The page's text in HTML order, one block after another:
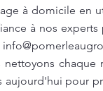
à domicile en
à nos
nettoyons
aujourd'hui pour